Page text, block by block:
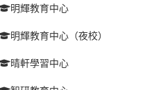
明輝教育中心
明輝教育中心（夜校）
晴軒學習中心